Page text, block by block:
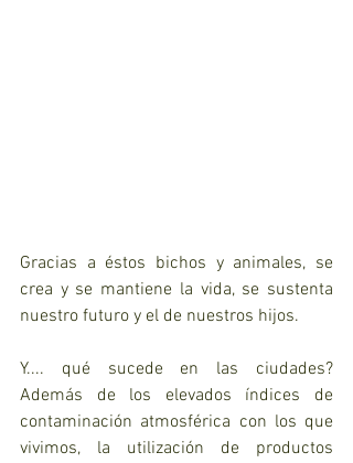
Gracias a éstos bichos y animales, se
crea y se mantiene la vida, se sustenta
nuestro futuro y el de nuestros hijos.
Y.... qué sucede en las ciudades?
Además de los elevados índices de
contaminación atmosférica con los que
vivimos, la utilización de productos